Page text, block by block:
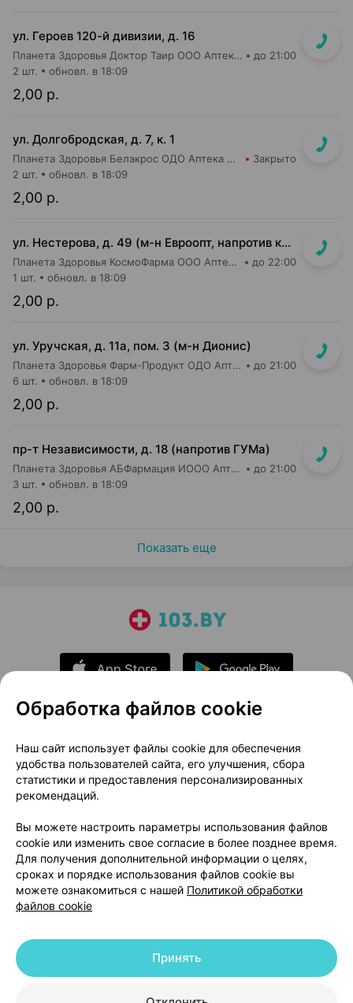
ул. Героев 120-й дивизии, д. 16
Планета Здоровья Доктор Таир ООО Аптека №2 до 21:00
2,00 р.
2 шт. обновл. в 18:09
ул. Долгобродская, д. 7, к. 1
Планета Здоровья Белэкрос ОДО Аптека №1 Закрыто
2,00 р.
2 шт. обновл. в 18:09
ул. Нестерова, д. 49 (м-н Евроопт, напротив касс)
Планета Здоровья КосмоФарма ООО Аптека №5 до 22:00
2,00 р.
1 шт. обновл. в 18:09
ул. Уручская, д. 11а, пом. 3 (м-н Дионис)
Планета Здоровья Фарм-Продукт ОДО Аптека №4 до 21:00
2,00 р.
6 шт. обновл. в 18:09
пр-т Независимости, д. 18 (напротив ГУМа)
Планета Здоровья АБФармация ИООО Аптека №1 до 21:00
2,00 р.
3 шт. обновл. в 18:09
Показать еще
О проекте
Новости проекта
Размещение рекламы
Медицинский маркетинг
Публичный договор
Доставка
Способы оплаты
Вакансии
Партнеры
Написать руководителю 103.by
Написать в поддержку
Персональные настройки Cookie
© 2026 ООО «Артокс Лаб», УНП 191700409 | 220012, Республика Беларусь,
+375 291212755
Обработка файлов cookie
Наш сайт использует файлы cookie для обеспечения
удобства пользователей сайта, его улучшения, сбора
статистики и предоставления персонализированных
рекомендаций.
Вы можете настроить параметры использования файлов
cookie или изменить свое согласие в более позднее время.
Для получения дополнительной информации о целях,
сроках и порядке использования файлов cookie вы
можете ознакомиться с нашей Политикой обработки
файлов cookie
Принять